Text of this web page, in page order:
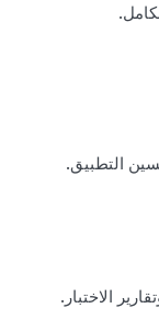
التطبيق.
الاختبار.